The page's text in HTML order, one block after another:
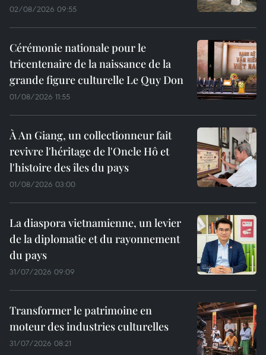
02/08/2026 09:55
Cérémonie nationale pour le
tricentenaire de la naissance de la
grande figure culturelle Le Quy Don
01/08/2026 11:55
À An Giang, un collectionneur fait
revivre l'héritage de l'Oncle Hô et
l'histoire des îles du pays
01/08/2026 03:00
La diaspora vietnamienne, un levier
de la diplomatie et du rayonnement
du pays
31/07/2026 09:09
Transformer le patrimoine en
moteur des industries culturelles
31/07/2026 08:21